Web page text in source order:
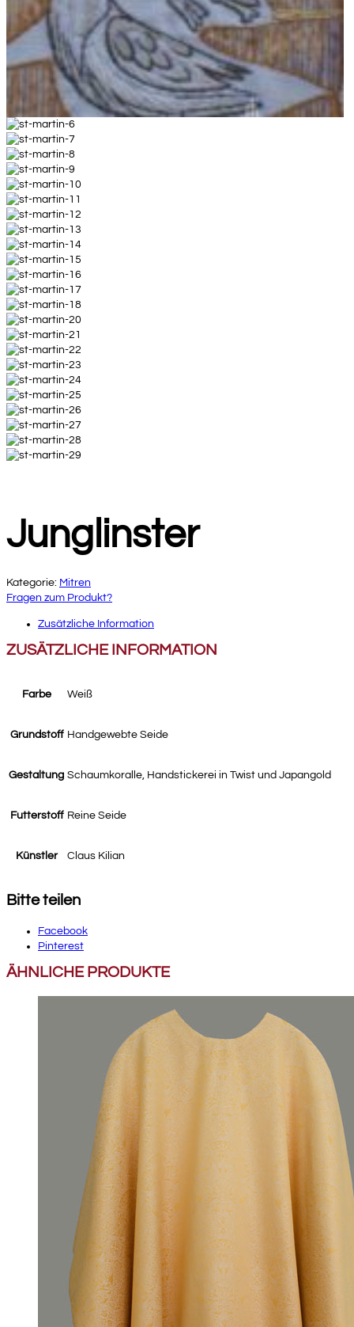
Junglinster
Kategorie: Mitren
Fragen zum Produkt?
Zusätzliche Information
ZUSÄTZLICHE INFORMATION
Farbe Weiß
Grundstoff Handgewebte Seide
Gestaltung Schaumkoralle, Handstickerei in Twist und Japangold
Futterstoff Reine Seide
Künstler Claus Kilian
Bitte teilen
Facebook
Pinterest
ÄHNLICHE PRODUKTE